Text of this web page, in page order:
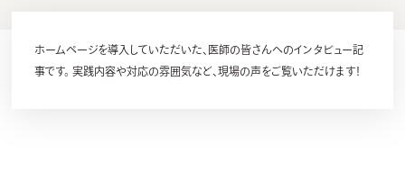
ホームページを導入していただいた、医師の皆さんへのインタビュー記
事です。 実践内容や対応の雰囲気など、現場の声をご覧いただけます！